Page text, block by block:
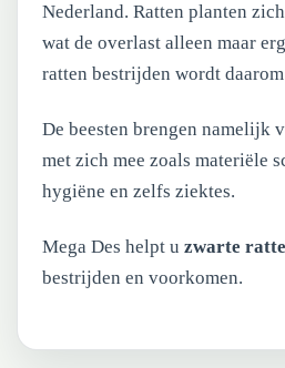
Nederland. Ratten planten
wat de overlast alleen maar
ratten bestrijden wordt
De beesten brengen namelijk
met zich mee zoals materiële
hygiëne en zelfs ziektes.
Mega Des helpt u zwarte
bestrijden en voorkomen.